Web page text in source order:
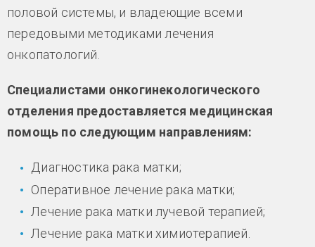
половой системы, и владеющие всеми
передовыми методиками лечения
онкопатологий.
Специалистами онкогинекологического
отделения предоставляется медицинская
помощь по следующим направлениям:
Диагностика рака матки;
Оперативное лечение рака матки;
Лечение рака матки лучевой терапией;
Лечение рака матки химиотерапией.